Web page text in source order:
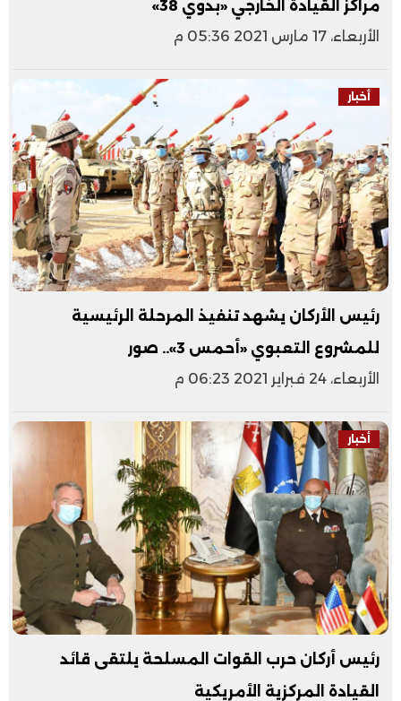
مراكز القيادة الخارجي «بدوي 38»
الأربعاء، 17 مارس 2021 05:36 م
أخبار
رئيس الأركان يشهد تنفيذ المرحلة الرئيسية
للمشروع التعبوي «أحمس 3».. صور
الأربعاء، 24 فبراير 2021 06:23 م
أخبار
رئيس أركان حرب القوات المسلحة يلتقى قائد
القيادة المركزية الأمريكية